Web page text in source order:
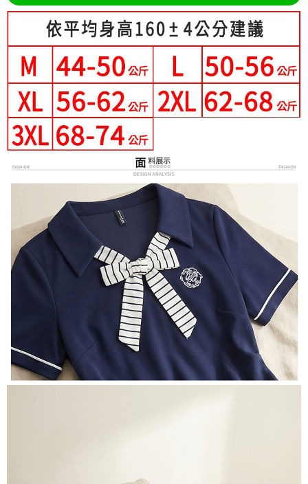
【注意事項】
1.本服務係由「台灣大哥大股份有限公司」（以下簡稱本公司）所提供，讓
用戶於交易時，得透過本服務購買商品或服務，並由商店將買賣／分期付款
2.基於同意付款使用「大哥付你分期」之契約關係目的，商店將以您的個人
資料（包含姓名、電話或地址）提供予台灣大哥大進項蒐集、處理及利用，
由本公司與您本人進行分期帳單所需資料之確認、核對及更正。
3.完整用戶服務條款，請詳閱以下連結：https://oppay.tw/userRule
ATM／網路銀行／等多元方式進行付款，方視為交易完成。
※ 請注意：結帳手續完成當下不需立刻繳費，但若您需要取消訂單，請聯絡
購買商品的店家。未經商家同意取消之訂單仍視為有效，需透過AFTEE先享
後付繳納相關費用。
※ 交易是否成功請以「AFTEE先享後付 」之結帳頁面顯示為準，若有關於
是否繳費成功／繳費後需取消欲退款等相關疑問，請聯繫「AFTEE先享後付
客戶支援中心」https://netprotections.freshdesk.com/support/home
【注意事項】
１．透過由恩沛科技股份有限公司提供之「AFTEE先享後付」服務完成之交
易，需依本服務之必要範圍內提供個人資料，並將交易相關給付款項請求債
權轉讓予恩沛科技股份有限公司。
２．關於個人資料處理事宜，請瀏覽以下網址：
https://aftee.tw/terms/#terms3
３．未成年的使用者請事先徵得法定代理人或監護人之同意方可使用
「AFTEE先享後付」，若未經同意申辦者引起之損失，本公司不負相關責
４．使用「AFTEE先享後付」時，將依據個別帳號之用戶狀況，依本公司即
時審查核予不同之上限額度；若仍有額度不足之情形，本公司將視審查結果
請求用戶進行身份認證。
５．嚴禁一人註冊多個帳號或使用他人資訊註冊。若發現惡意使用之情形，
恩沛科技股份有限公司將有權停止該用戶之使用額度並採取法律行動。
付款後全家取貨
每筆NT$80，滿NT$699(含以上)免運費
付款後萊爾富取貨
每筆NT$80，滿NT$699(含以上)免運費
7-11付款取貨
每筆NT$80，滿NT$699(含以上)免運費
付款後7-11取貨
每筆NT$80，滿NT$699(含以上)免運費
每筆NT$70，滿NT$699(含以上)免運費
離島-郵局寄送
每筆NT$90，滿NT$699(含以上)免運費